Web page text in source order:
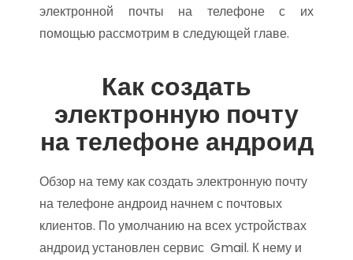
электронной почты на телефоне с их
помощью рассмотрим в следующей главе.
Как создать
электронную почту
на телефоне андроид
Обзор на тему как создать электронную почту
на телефоне андроид начнем с почтовых
клиентов. По умолчанию на всех устройствах
андроид установлен сервис Gmail. К нему и